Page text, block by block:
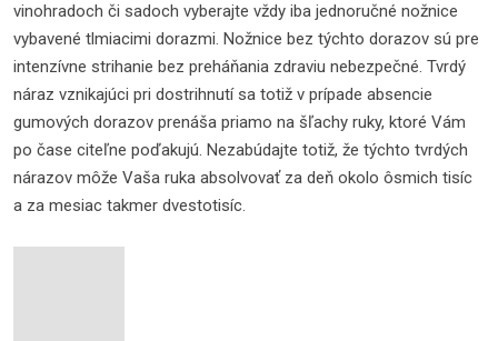
vinohradoch či sadoch vyberajte vždy iba jednoručné nožnice
vybavené tlmiacimi dorazmi. Nožnice bez týchto dorazov sú pre
intenzívne strihanie bez preháňania zdraviu nebezpečné. Tvrdý
náraz vznikajúci pri dostrihnutí sa totiž v prípade absencie
gumových dorazov prenáša priamo na šľachy ruky, ktoré Vám
po čase citeľne poďakujú. Nezabúdajte totiž, že týchto tvrdých
nárazov môže Vaša ruka absolvovať za deň okolo ôsmich tisíc
a za mesiac takmer dvestotisíc.